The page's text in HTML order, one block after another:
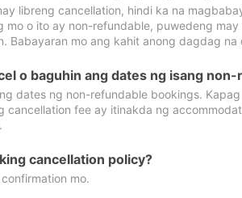
libreng cancellation, hindi ka na
o ito ay non-refundable, puwedeng
Babayaran mo ang kahit anong dagdag na
o baguhin ang dates ng isang
dates ng non-refundable bookings.
cancellation fee ay itinakda ng
cancellation policy?
mo.